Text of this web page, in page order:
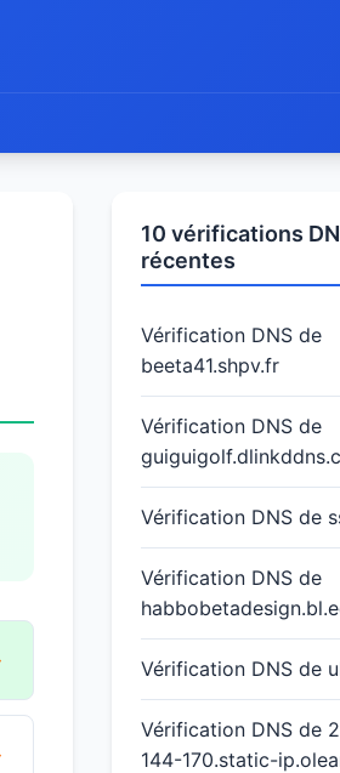
10 vérifications
récentes
Vérification DNS de
beeta41.shpv.fr
Vérification DNS de
Vérification DNS de
Vérification DNS de
Vérification DNS de
Vérification DNS de
144-170.static-